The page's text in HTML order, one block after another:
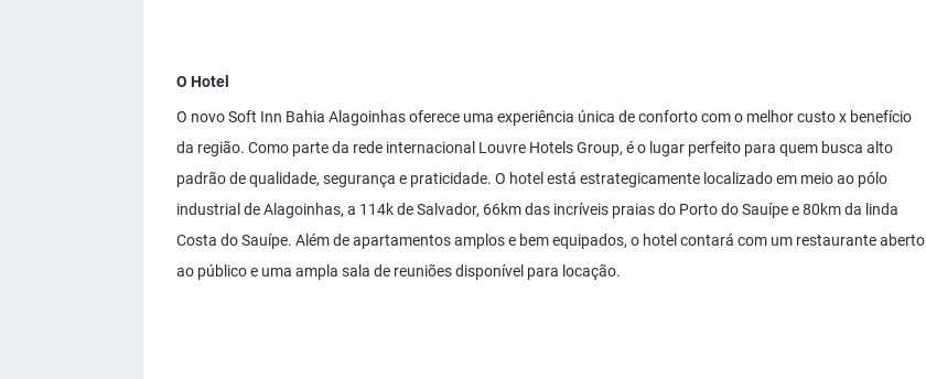
O Hotel
O novo Soft Inn Bahia Alagoinhas oferece uma experiência única de conforto com o melhor custo x benefício
da região. Como parte da rede internacional Louvre Hotels Group, é o lugar perfeito para quem busca alto
padrão de qualidade, segurança e praticidade. O hotel está estrategicamente localizado em meio ao pólo
industrial de Alagoinhas, a 114k de Salvador, 66km das incríveis praias do Porto do Sauípe e 80km da linda
Costa do Sauípe. Além de apartamentos amplos e bem equipados, o hotel contará com um restaurante aberto
ao público e uma ampla sala de reuniões disponível para locação.